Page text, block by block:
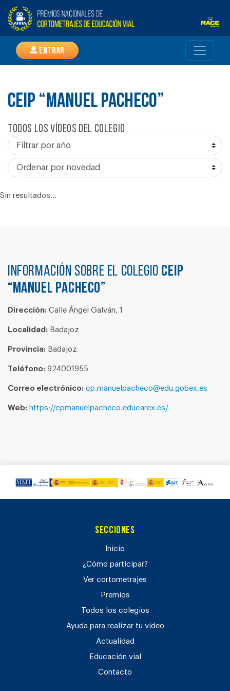
Entrar
CEIP “MANUEL PACHECO”
Todos los vídeos del colegio
Sin resultados...
Información sobre el colegio CEIP
“MANUEL PACHECO”
Dirección: Calle Ángel Galván, 1
Localidad: Badajoz
Provincia: Badajoz
Teléfono: 924001955
Correo electrónico: cp.manuelpacheco@edu.gobex.es
Web: https://cpmanuelpacheco.educarex.es/
Secciones
Inicio
¿Cómo participar?
Ver cortometrajes
Premios
Todos los colegios
Ayuda para realizar tu vídeo
Actualidad
Educación vial
Contacto